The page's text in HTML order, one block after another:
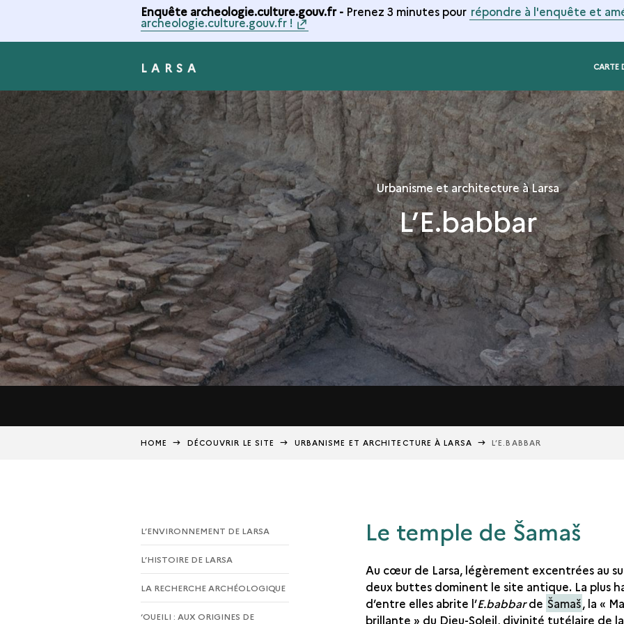
Enquête archeologie.culture.gouv.fr - Prenez 3 minutes pour répondre à l'enquête et
archeologie.culture.gouv.fr !
LARSA CARTE
Urbanisme et architecture à Larsa
L’E.babbar
HOME DÉCOUVRIR LE SITE URBANISME ET ARCHITECTURE À LARSA L’E.BABBAR
L’ENVIRONNEMENT DE LARSA
L’HISTOIRE DE LARSA
LA RECHERCHE ARCHÉOLOGIQUE
‘OUEILI : AUX ORIGINES DE
Le temple de Šamaš
Au cœur de Larsa, légèrement excentrées au
deux buttes dominent le site antique. La plus
d’entre elles abrite l’E.babbarde Šamaš, la «
brillante » du Dieu-Soleil, divinité tutélaire de